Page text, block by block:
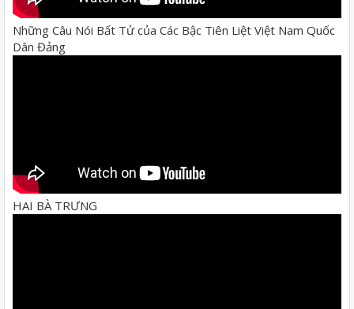
Những Câu Nói Bất Tử của Các Bậc Tiên Liệt Việt Nam Quốc
Dân Đảng
HAI BÀ TRƯNG